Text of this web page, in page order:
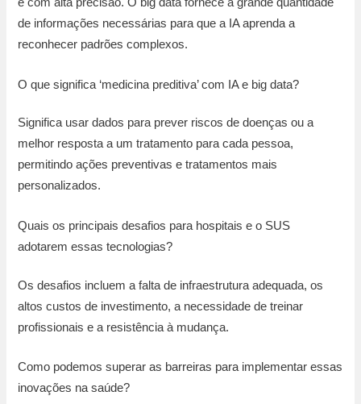
e com alta precisão. O big data fornece a grande quantidade
de informações necessárias para que a IA aprenda a
reconhecer padrões complexos.
O que significa ‘medicina preditiva’ com IA e big data?
Significa usar dados para prever riscos de doenças ou a
melhor resposta a um tratamento para cada pessoa,
permitindo ações preventivas e tratamentos mais
personalizados.
Quais os principais desafios para hospitais e o SUS
adotarem essas tecnologias?
Os desafios incluem a falta de infraestrutura adequada, os
altos custos de investimento, a necessidade de treinar
profissionais e a resistência à mudança.
Como podemos superar as barreiras para implementar essas
inovações na saúde?